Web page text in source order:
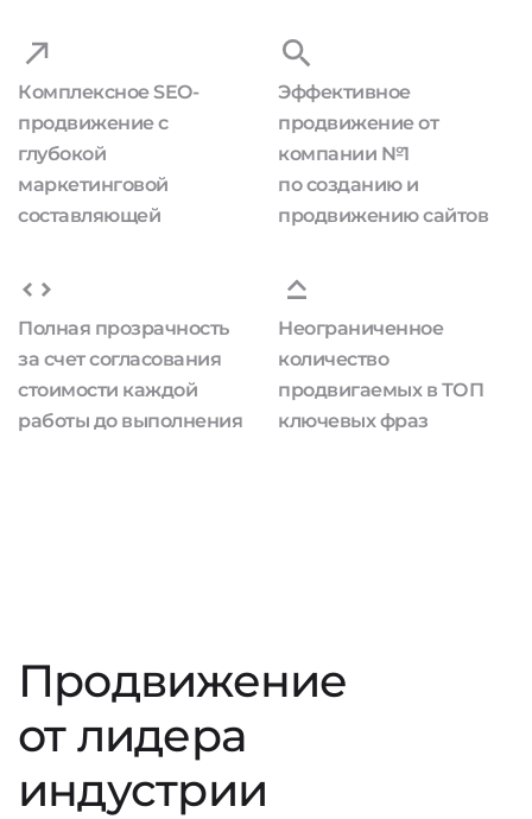
Комплексное SEO-
продвижение с
глубокой
маркетинговой
составляющей
Эффективное
продвижение от
компании №1
по созданию и
продвижению сайтов
Полная прозрачность
за счет согласования
стоимости каждой
работы до выполнения
Неограниченное
количество
продвигаемых в ТОП
ключевых фраз
Продвижение
от лидера
индустрии